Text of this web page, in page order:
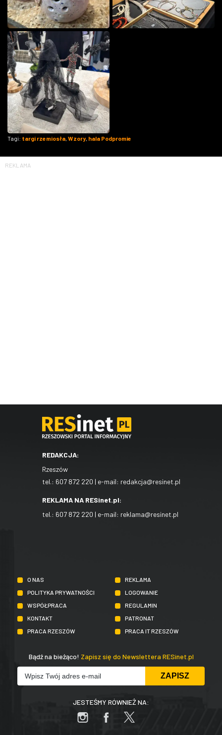
Tagi: targi rzemiosła, Wzory, hala Podpromie
REKLAMA
REDAKCJA:
Rzeszów
tel.: 607 872 220 | e-mail: redakcja@resinet.pl
REKLAMA NA RESinet.pl:
tel.: 607 872 220 | e-mail: reklama@resinet.pl
O NAS
REKLAMA
POLITYKA PRYWATNOŚCI
LOGOWANIE
WSPÓŁPRACA
REGULAMIN
KONTAKT
PATRONAT
PRACA RZESZÓW
PRACA IT RZESZÓW
Bądź na bieżąco! Zapisz się do Newslettera RESinet.pl
JESTEŚMY RÓWNIEŻ NA: